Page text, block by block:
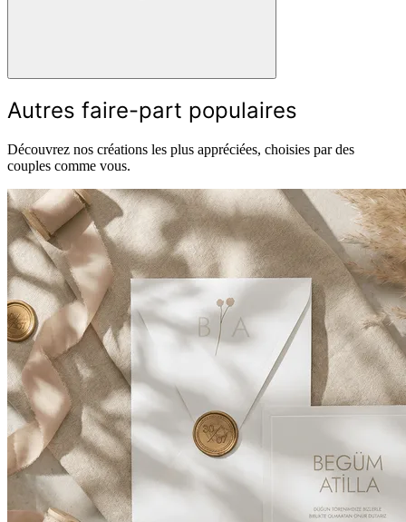
Autres faire-part populaires
Découvrez nos créations les plus appréciées, choisies par des
couples comme vous.